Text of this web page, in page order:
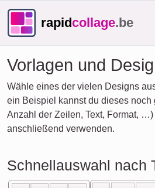
rapidcollage.be
Vorlagen und
Wähle eines der vielen Designs
ein Beispiel kannst du dieses noch
Anzahl der Zeilen, Text, Format,
anschließend verwenden.
Schnellauswahl nach